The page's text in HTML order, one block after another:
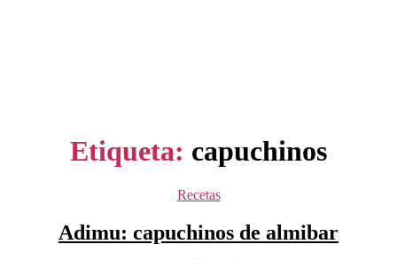
Etiqueta: capuchinos
Categorías
Recetas
Adimu: capuchinos de almibar